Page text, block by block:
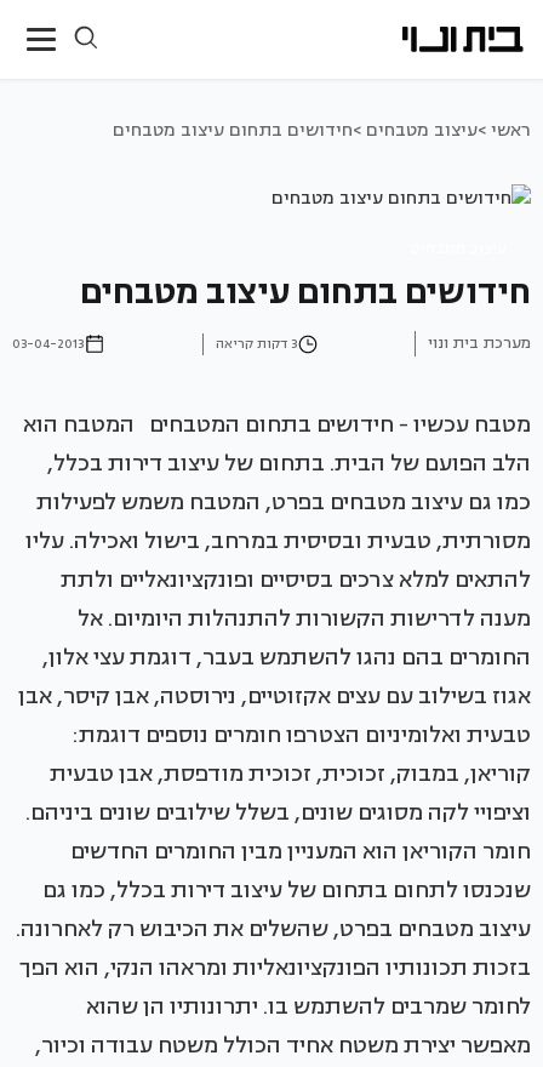
ראשי >עיצוב מטבחים >חידושים בתחום עיצוב מטבחים
חידושים בתחום עיצוב מטבחים
מערכת בית ונוי 3 דקות קריאה 03-04-2013
מטבח עכשיו - חידושים בתחום המטבחים המטבח הוא
הלב הפועם של הבית. בתחום של עיצוב דירות בכלל,
כמו גם עיצוב מטבחים בפרט, המטבח משמש לפעילות
מסורתית, טבעית ובסיסית במרחב, בישול ואכילה. עליו
להתאים למלא צרכים בסיסיים ופונקציונאליים ולתת
מענה לדרישות הקשורות להתנהלות היומיום. אל
החומרים בהם נהגו להשתמש בעבר, דוגמת עצי אלון,
אגוז בשילוב עם עצים אקזוטיים, נירוסטה, אבן קיסר, אבן
טבעית ואלומיניום הצטרפו חומרים נוספים דוגמת:
קוריאן, במבוק, זכוכית, זכוכית מודפסת, אבן טבעית
וציפויי לקה מסוגים שונים, בשלל שילובים שונים ביניהם.
חומר הקוריאן הוא המעניין מבין החומרים החדשים
שנכנסו לתחום בתחום של עיצוב דירות בכלל, כמו גם
עיצוב מטבחים בפרט, שהשלים את הכיבוש רק לאחרונה.
בזכות תכונותיו הפונקציונאליות ומראהו הנקי, הוא הפך
לחומר שמרבים להשתמש בו. יתרונותיו הן שהוא
מאפשר יצירת משטח אחיד הכולל משטח עבודה וכיור,